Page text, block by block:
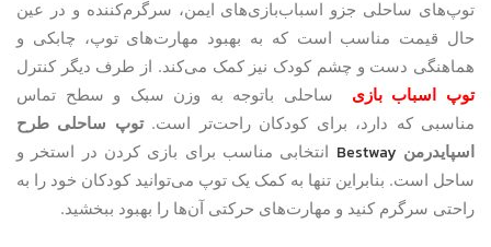
توپ‌های ساحلی جزو اسباب‌بازی‌های ایمن، سرگرم‌کننده و در عین
حال قیمت مناسب است که به بهبود مهارت‌های توپ، چابکی و
هماهنگی دست و چشم کودک نیز کمک می‌کند.
از طرف دیگر کنترل
توپ اسباب بازی
ساحلی باتوجه به وزن سبک و سطح تماس
مناسبی که دارد، برای کودکان راحت‌تر است.توپ ساحلی طرح
اسپایدرمن Bestway
انتخابی مناسب برای بازی کردن در استخر و
ساحل است. بنابراین تنها به کمک یک توپ می‌توانید کودکان خود را به
راحتی سرگرم کنید و مهارت‌های حرکتی آن‌ها را بهبود ببخشید.